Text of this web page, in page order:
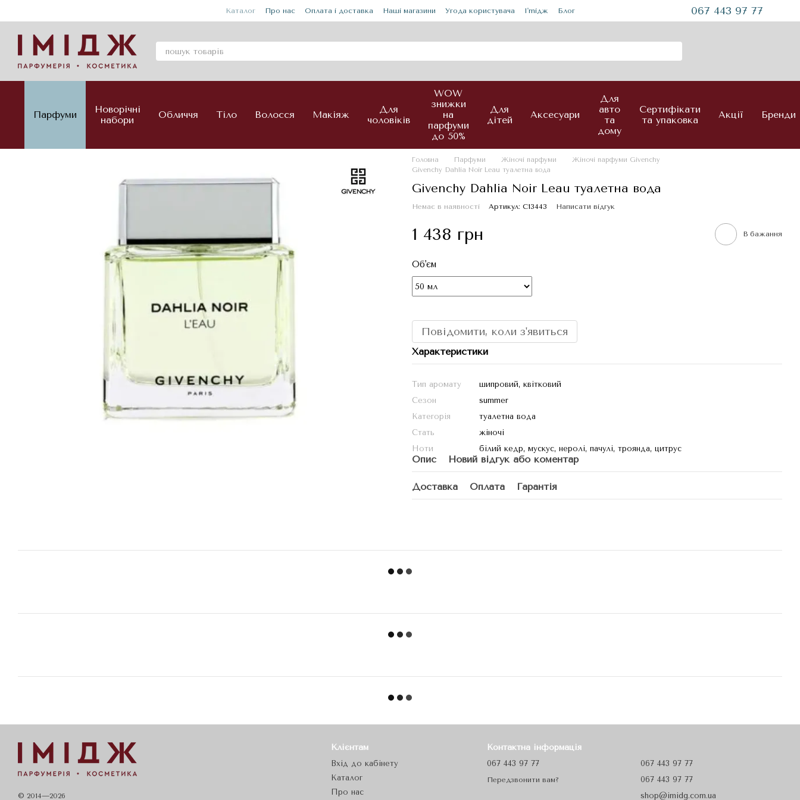
Каталог Про нас Оплата і доставка Наші магазини Угода користувача I'mідж Блог 067 443 97 77
Парфуми
Новорічні
набори
Обличчя Тіло Волосся Макіяж
Для
чоловіків
WOW
знижки
на
парфуми
до 50%
Для
дітей
Аксесуари
Для
авто
та
дому
Сертифікати
та упаковка
Акції Бренди
Головна Парфуми Жіночі парфуми
Жіночі парфуми Givenchy
Givenchy Dahlia Noir Leau туалетна вода
Givenchy Dahlia Noir Leau туалетна вода
Немає в наявності Артикул: С13443 Написати відгук
1 438 грн В бажання
Об'єм
Повідомити, коли з'явиться
Характеристики
Тип аромату
шипровий, квітковий
Сезон
summer
Категорія
туалетна вода
Стать
жіночі
Ноти
білий кедр, мускус, неролі, пачулі, троянда, цитрус
Опис Новий відгук або коментар
Доставка Оплата Гарантія
© 2014—2026
Клієнтам
Вхід до кабінету
Каталог
Про нас
Контактна інформація
067 443 97 77
Передзвонити вам?
067 443 97 77
067 443 97 77
shop@imidg.com.ua